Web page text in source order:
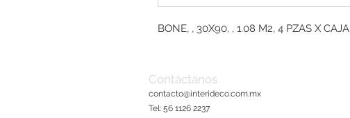
BONE, , 30X90, , 1.08 M2, 4 PZAS X CAJA
Contáctanos
contacto@interideco.com.mx
Tel: 56 1126 2237